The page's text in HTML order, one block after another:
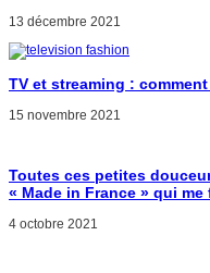
13 décembre 2021
TV et streaming :
15 novembre 2021
Toutes ces petites
« Made in France » qui
4 octobre 2021